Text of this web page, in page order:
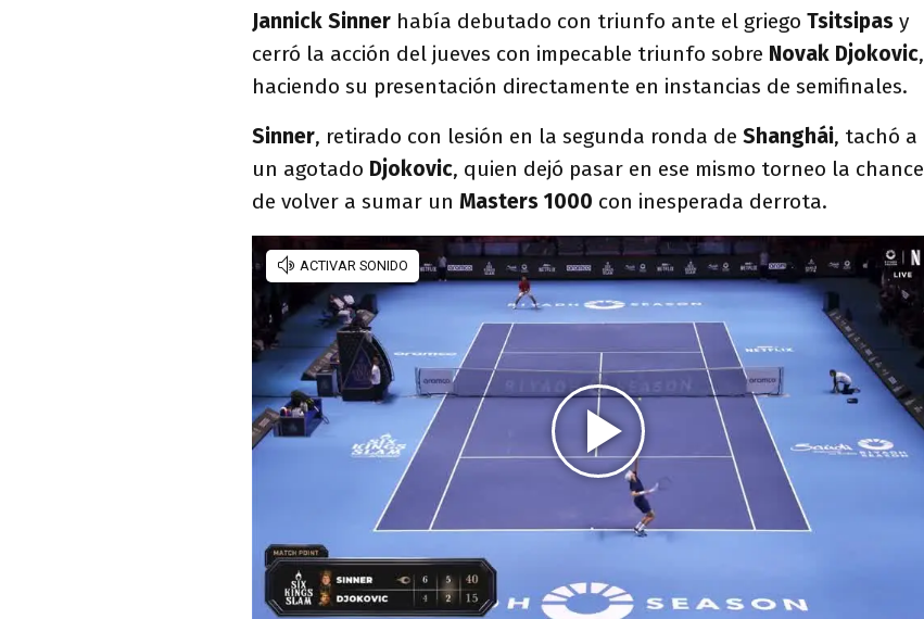
Jannick Sinner había debutado con triunfo ante el griego Tsitsipas y
cerró la acción del jueves con impecable triunfo sobre Novak Djokovic,
haciendo su presentación directamente en instancias de semifinales.
Sinner, retirado con lesión en la segunda ronda de Shanghái, tachó a
un agotado Djokovic, quien dejó pasar en ese mismo torneo la chance
de volver a sumar un Masters 1000 con inesperada derrota.